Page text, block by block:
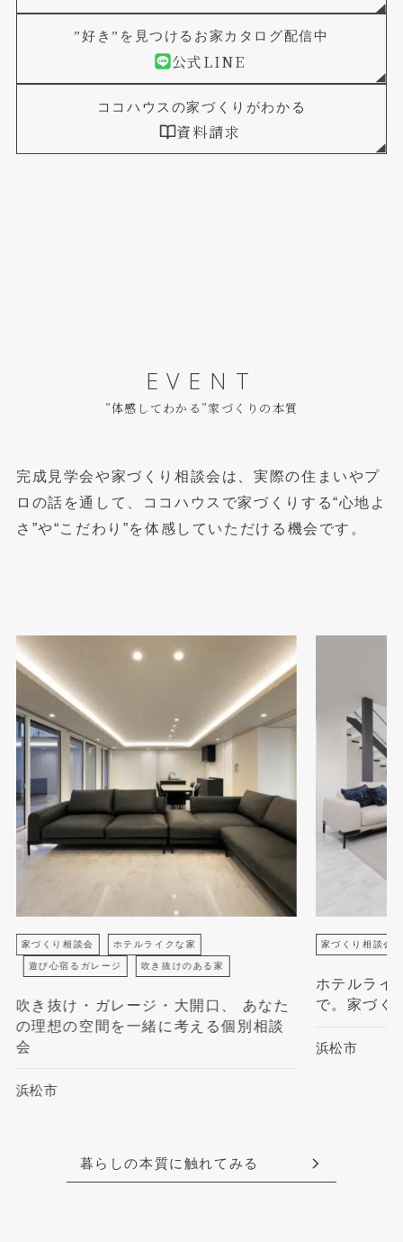
”好き”を見つけるお家カタログ配信中
公式LINE
ココハウスの家づくりがわかる
資料請求
EVENT
”体感してわかる”家づくりの本質
完成見学会や家づくり相談会は、実際の住まいやプ
ロの話を通して、
ココハウスで家づくりする“心地よ
さ”や“こだわり”を体感していただける機会です。
家づくり相談会 ホテルライクな家
遊び心宿るガレージ 吹き抜けのある家
吹き抜け・ガレージ・大開口、 あなた
の理想の空間を一緒に考える個別相談
会
浜松市
家づくり相談会
ホテルライ
で。家づく
浜松市
暮らしの本質に触れてみる